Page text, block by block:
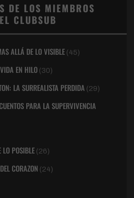
DE LOS MIEMBROS
CLUBSUB
ALLÁ DE LO VISIBLE (45)
EN HILO (30)
LA SURREALISTA PERDIDA (29)
PARA LA SUPERVIVENCIA
POSIBLE (26)
CORAZON (24)